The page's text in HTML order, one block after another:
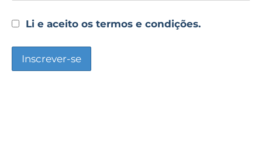
Li e aceito os termos e condições.